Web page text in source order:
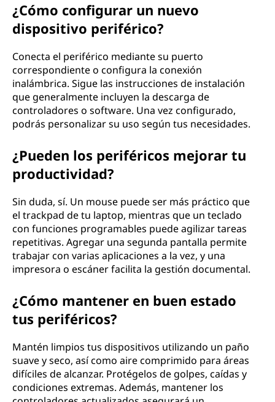
¿Cómo configurar un nuevo
dispositivo periférico?
Conecta el periférico mediante su puerto
correspondiente o configura la conexión
inalámbrica. Sigue las instrucciones de instalación
que generalmente incluyen la descarga de
controladores o software. Una vez configurado,
podrás personalizar su uso según tus necesidades.
¿Pueden los periféricos mejorar tu
productividad?
Sin duda, sí. Un mouse puede ser más práctico que
el trackpad de tu laptop, mientras que un teclado
con funciones programables puede agilizar tareas
repetitivas. Agregar una segunda pantalla permite
trabajar con varias aplicaciones a la vez, y una
impresora o escáner facilita la gestión documental.
¿Cómo mantener en buen estado
tus periféricos?
Mantén limpios tus dispositivos utilizando un paño
suave y seco, así como aire comprimido para áreas
difíciles de alcanzar. Protégelos de golpes, caídas y
condiciones extremas. Además, mantener los